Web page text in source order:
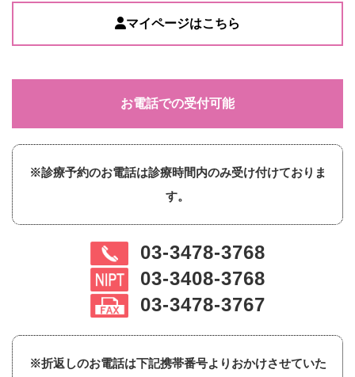
マイページはこちら
お電話での受付可能
※診療予約のお電話は診療時間内のみ受け付けておりま
す。
03-3478-3768
03-3408-3768
03-3478-3767
※折返しのお電話は下記携帯番号よりおかけさせていた